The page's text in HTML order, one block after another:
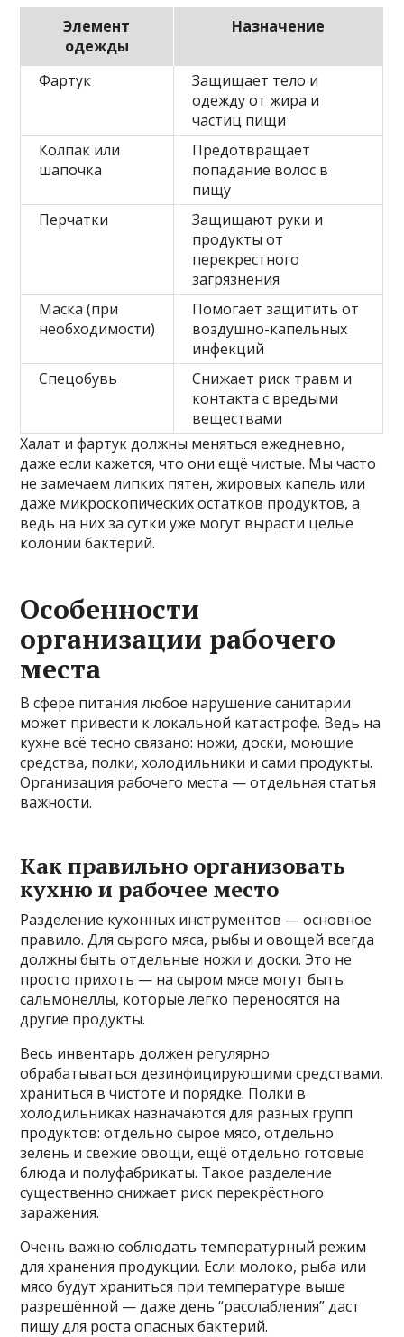
Элемент
одежды
Назначение
Фартук
Защищает тело и
одежду от жира и
частиц пищи
Колпак или
шапочка
Предотвращает
попадание волос в
пищу
Перчатки
Защищают руки и
продукты от
перекрестного
загрязнения
Маска (при
необходимости)
Помогает защитить от
воздушно-капельных
инфекций
Спецобувь
Снижает риск травм и
контакта с вредыми
веществами
Халат и фартук должны меняться ежедневно,
даже если кажется, что они ещё чистые. Мы часто
не замечаем липких пятен, жировых капель или
даже микроскопических остатков продуктов, а
ведь на них за сутки уже могут вырасти целые
колонии бактерий.
Особенности
организации рабочего
места
В сфере питания любое нарушение санитарии
может привести к локальной катастрофе. Ведь на
кухне всё тесно связано: ножи, доски, моющие
средства, полки, холодильники и сами продукты.
Организация рабочего места — отдельная статья
важности.
Как правильно организовать
кухню и рабочее место
Разделение кухонных инструментов — основное
правило. Для сырого мяса, рыбы и овощей всегда
должны быть отдельные ножи и доски. Это не
просто прихоть — на сыром мясе могут быть
сальмонеллы, которые легко переносятся на
другие продукты.
Весь инвентарь должен регулярно
обрабатываться дезинфицирующими средствами,
храниться в чистоте и порядке. Полки в
холодильниках назначаются для разных групп
продуктов: отдельно сырое мясо, отдельно
зелень и свежие овощи, ещё отдельно готовые
блюда и полуфабрикаты. Такое разделение
существенно снижает риск перекрёстного
заражения.
Очень важно соблюдать температурный режим
для хранения продукции. Если молоко, рыба или
мясо будут храниться при температуре выше
разрешённой — даже день “расслабления” даст
пищу для роста опасных бактерий.